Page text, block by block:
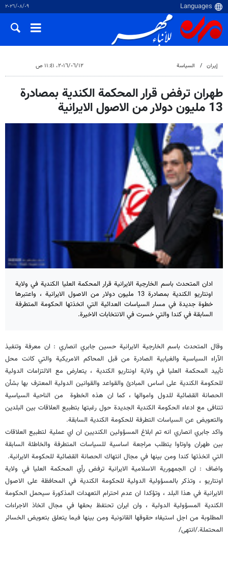
٠٩‏/٠٨‏/٢٠٢٦
إيران السياسة ١٢‏/٠٦‏/٢٠١٦، ١١:٤١ ص
طهران ترفض قرار المحكمة الكندية بمصادرة
13 مليون دولار من الاصول الايرانية
ادان المتحدث باسم الخارجية الايرانية قرار المحكمة العليا الكندية في ولاية
اونتاريو الكندية بمصادرة 13 مليون دولار من الاصول الايرانية ، واعتبرها
خطوة جديدة في مسار السياسات العدائية التي اتخذتها الحكومة المتطرفة
السابقة في كندا والتي خسرت في الانتخابات الاخيرة.
وقال المتحدث باسم الخارجية الايرانية حسين جابري انصاري : ان معرفة وتنفيذ
الآراء السياسية والغيابية الصادرة من قبل المحاكم الامريكية والتي كانت محل
تأييد المحكمة العليا في ولاية اونتاريو الكندية ، يتعارض مع الالتزامات الدولية
للحكومة الكندية على اساس المبادئ والقواعد والقوانين الدولية المعترف بها بشأن
الحصانة القضائية للدول واموالها ، كما ان هذه الخطوة من الناحية السياسية
تتنافى مع ادعاء الحكومة الكندية الجديدة حول رغبتها بتطبيع العلاقات بين البلدين
والتعويض عن السياسات التطرفة للحكومة الكندية السابقة.
واكد جابري انصاري انه تم ابلاغ المسؤولين الكنديين ان اي عملية لتطبيع العلاقات
بين طهران واوتاوا يتطلب مراجعة اساسية للسياسات المتطرفة والخاطئة السابقة
التي اتخذتها كندا ومن بينها في مجال انتهاك الحصانة القضائية للحكومة الايرانية.
واضاف : ان الجمهورية الاسلامية الايرانية ترفض رأي المحكمة العليا في ولاية
اونتاريو ، وتذكر بالمسؤولية الدولية للحكومة الكندية في المحافظة على الاصول
الايرانية في هذا البلد ، وتؤكدا ان عدم احترام التعهدات المذكورة سيحمل الحكومة
الكندية المسؤولية الدولية ، وان ايران تحتفظ بحقها في مجال اتخاذ الاجراءات
المطلوبة من اجل استيفاء حقوقها القانونية ومن بينها فيما يتعلق بتعويض الخسائر
المحتملة./انتهى/